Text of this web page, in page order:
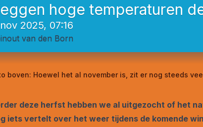
hoge temperaturen
2025, 07:16
van den Born
boven: Hoewel het al november is, zit er nog steeds
deze herfst hebben we al uitgezocht of het
iets vertelt over het weer tijdens de komende